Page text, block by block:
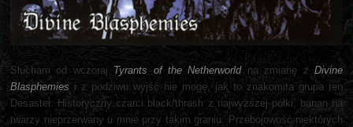
Słucham od wczoraj Tyrants of the Netherworldna zmianę zDivine
Blasphemies i z podziwu wyjść nie mogę, jak to znakomita grupa ten
Desaster. Historyczny czarci black/thrash z najwyższej półki, banan na
twarzy nieprzerwany u mnie przy takim graniu. Przebojowość niektórych